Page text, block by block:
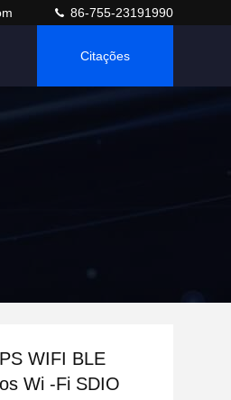
86-755-23191990
Citações
WIFI BLE
Wi -Fi SDIO